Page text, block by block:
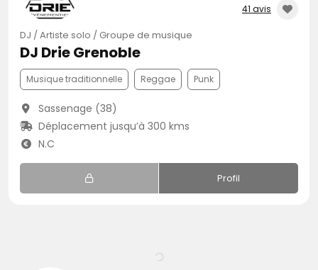
41 avis
DJ / Artiste solo / Groupe de musique
DJ Drie Grenoble
Musique traditionnelle Reggae Punk
Sassenage (38)
Déplacement jusqu’à 300 kms
N.C
Profil